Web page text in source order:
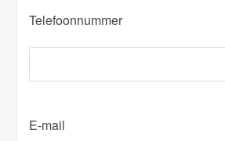
Telefoonnummer
l
E-mail